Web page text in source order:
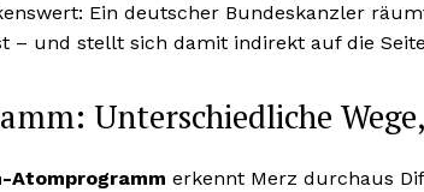
Ein deutscher Bundeskanzler
– und stellt sich damit indirekt auf die
Unterschiedliche
Atomprogramm erkennt Merz durchaus